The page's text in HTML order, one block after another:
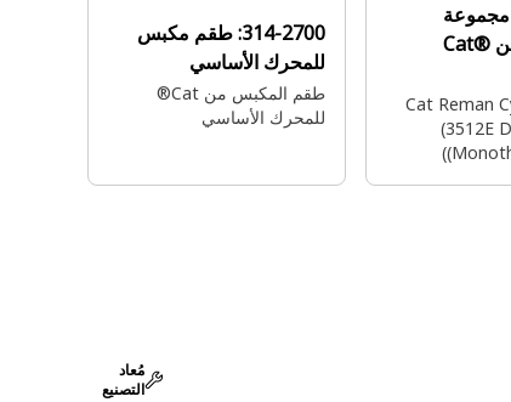
مجموعة
الأسطوانة من Cat®
Cat Reman
(3512E
314-2700: طقم مكبس
للمحرك الأساسي
طقم المكبس من Cat®
للمحرك الأساسي
مُعاد
التصنيع